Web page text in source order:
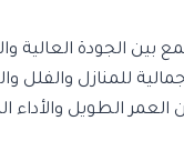
الجودة العالية
للمنازل والفلل
الطويل والأداء